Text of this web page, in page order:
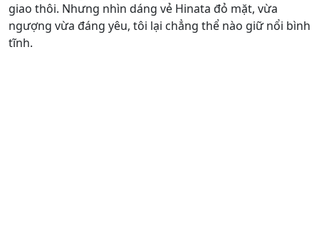
giao thôi. Nhưng nhìn dáng vẻ Hinata đỏ mặt, vừa
ngượng vừa đáng yêu, tôi lại chẳng thể nào giữ nổi bình
tĩnh.